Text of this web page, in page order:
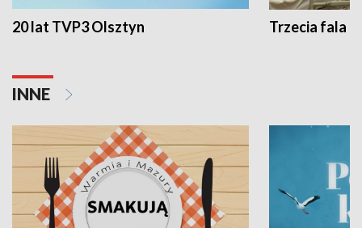
20 lat TVP3 Olsztyn Trzecia fala -
INNE